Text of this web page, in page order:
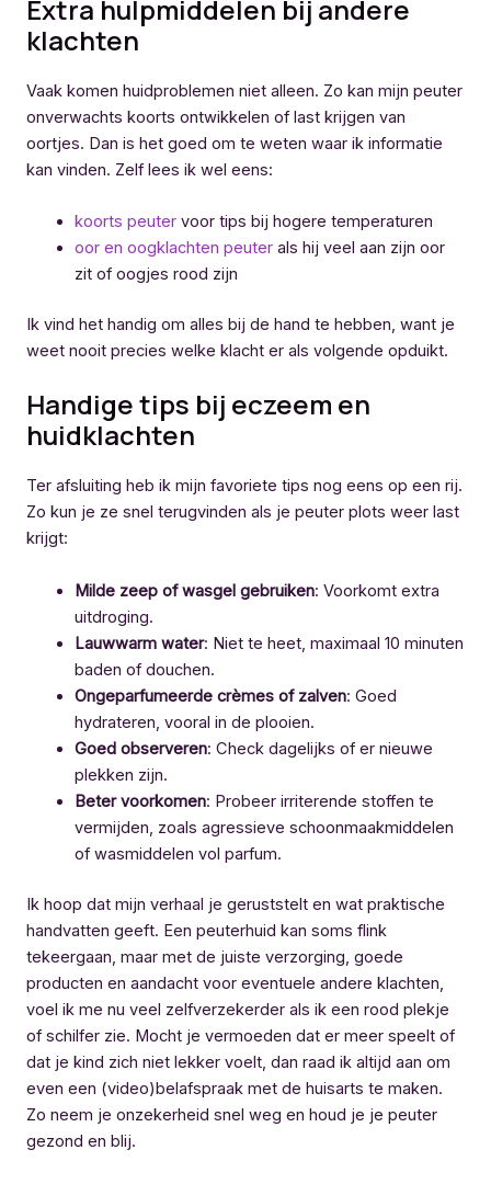
Extra hulpmiddelen bij andere
klachten
Vaak komen huidproblemen niet alleen. Zo kan mijn peuter
onverwachts koorts ontwikkelen of last krijgen van
oortjes. Dan is het goed om te weten waar ik informatie
kan vinden. Zelf lees ik wel eens:
koorts peutervoor tips bij hogere temperaturen
oor en oogklachten peuterals hij veel aan zijn oor
zit of oogjes rood zijn
Ik vind het handig om alles bij de hand te hebben, want je
weet nooit precies welke klacht er als volgende opduikt.
Handige tips bij eczeem en
huidklachten
Ter afsluiting heb ik mijn favoriete tips nog eens op een rij.
Zo kun je ze snel terugvinden als je peuter plots weer last
krijgt:
Milde zeep of wasgel gebruiken: Voorkomt extra
uitdroging.
Lauwwarm water: Niet te heet, maximaal 10 minuten
baden of douchen.
Ongeparfumeerde crèmes of zalven: Goed
hydrateren, vooral in de plooien.
Goed observeren: Check dagelijks of er nieuwe
plekken zijn.
Beter voorkomen: Probeer irriterende stoffen te
vermijden, zoals agressieve schoonmaakmiddelen
of wasmiddelen vol parfum.
Ik hoop dat mijn verhaal je geruststelt en wat praktische
handvatten geeft. Een peuterhuid kan soms flink
tekeergaan, maar met de juiste verzorging, goede
producten en aandacht voor eventuele andere klachten,
voel ik me nu veel zelfverzekerder als ik een rood plekje
of schilfer zie. Mocht je vermoeden dat er meer speelt of
dat je kind zich niet lekker voelt, dan raad ik altijd aan om
even een (video)belafspraak met de huisarts te maken.
Zo neem je onzekerheid snel weg en houd je je peuter
gezond en blij.